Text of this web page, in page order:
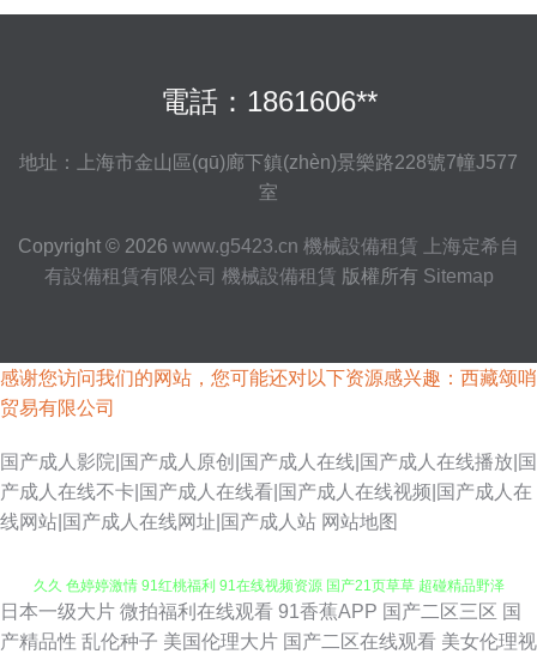
電話：1861606**
地址：上海市金山區(qū)廊下鎮(zhèn)景樂路228號7幢J577
室
Copyright © 2026 www.g5423.cn 機械設備租賃
上海定希自
有設備租賃有限公司 機械設備租賃 版權所有 Sitemap
感谢您访问我们的网站，您可能还对以下资源感兴趣：西藏颂哨
贸易有限公司
国产成人影院|国产成人原创|国产成人在线|国产成人在线播放|国
产成人在线不卡|国产成人在线看|国产成人在线视频|国产成人在
线网站|国产成人在线网址|国产成人站 网站地图
爱豆传媒网站免费观看 白丝后入 亚洲狼友 91美女内射网站 草莓视屏s 久久a
日本一级大片 微拍福利在线观看 91香蕉APP 国产二区三区 国
产精品性 乱伦种子 美国伦理大片 国产二区在线观看 美女伦理视